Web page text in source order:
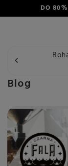
DO
Wstecz
Blog